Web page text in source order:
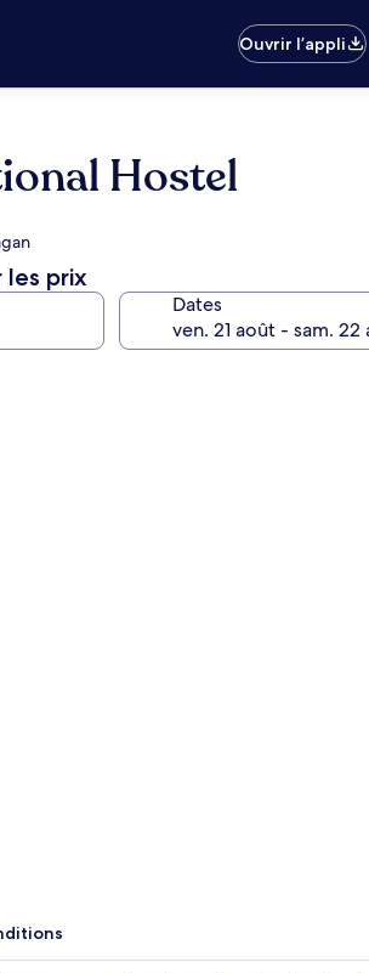
Ouvrir l’appli
Hostel
les prix
Dates